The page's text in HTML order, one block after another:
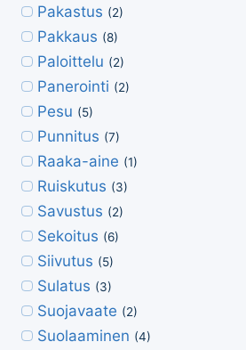
Pakastus (2)
Pakkaus (8)
Paloittelu (2)
Panerointi (2)
Pesu (5)
Punnitus (7)
Raaka-aine (1)
Ruiskutus (3)
Savustus (2)
Sekoitus (6)
Siivutus (5)
Sulatus (3)
Suojavaate (2)
Suolaaminen (4)